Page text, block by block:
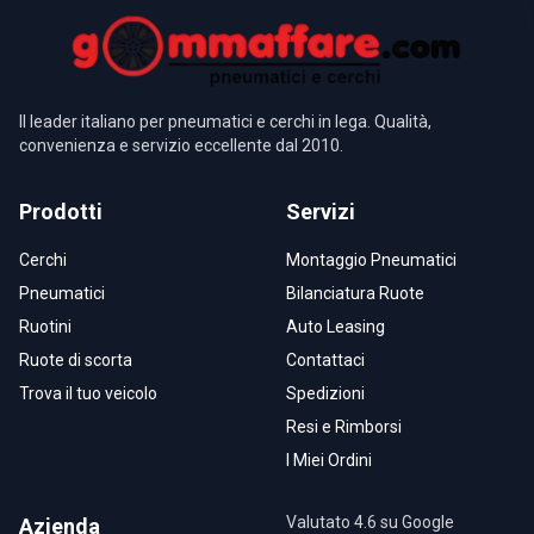
Il leader italiano per pneumatici e cerchi in lega. Qualità,
convenienza e servizio eccellente dal 2010.
Prodotti
Cerchi
Pneumatici
Ruotini
Ruote di scorta
Trova il tuo veicolo
Servizi
Montaggio Pneumatici
Bilanciatura Ruote
Auto Leasing
Contattaci
Spedizioni
Resi e Rimborsi
I Miei Ordini
Azienda Valutato 4.6 su Google